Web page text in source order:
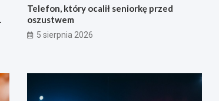
Telefon, który ocalił seniorkę przed
oszustwem
5 sierpnia 2026